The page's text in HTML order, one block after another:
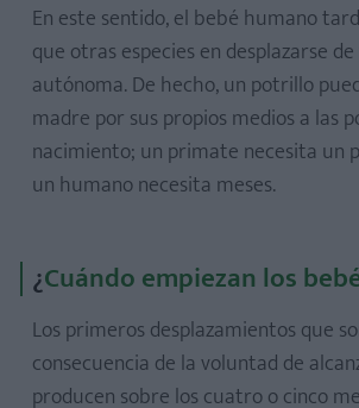
En este sentido, el bebé humano
que otras especies en desplazarse
autónoma. De hecho, un potrillo
madre por sus propios medios a las
nacimiento; un primate necesita un
un humano necesita meses.
¿Cuándo empiezan los
Los primeros desplazamientos que
consecuencia de la voluntad de
producen sobre los cuatro o cinco